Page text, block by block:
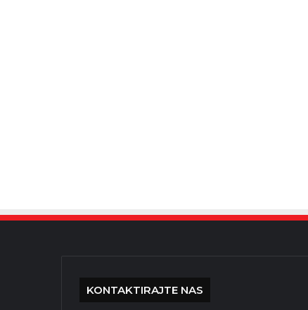
KONTAKTIRAJTE NAS